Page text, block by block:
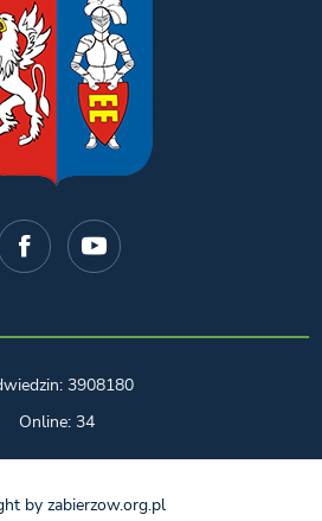
3908180
Online: 34
by zabierzow.org.pl